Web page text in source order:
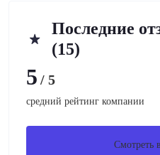
Последние
(15)
5 / 5
средний рейтинг компании
Смотреть